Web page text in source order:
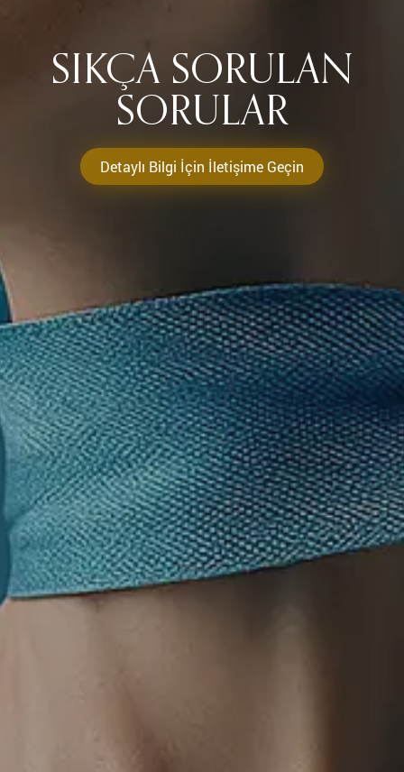
SIKÇA SORULAN
SORULAR
Detaylı Bilgi İçin İletişime Geçin